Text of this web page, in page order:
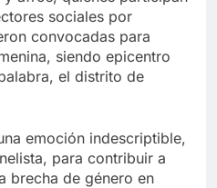
sociales por
convocadas para
siendo epicentro
el distrito de
emoción indescriptible,
para contribuir a
brecha de género en